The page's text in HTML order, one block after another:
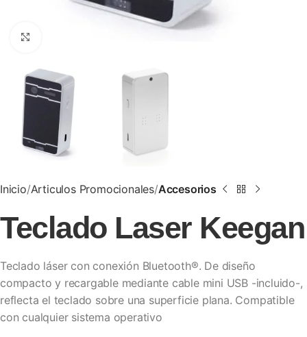
Inicio Articulos Promocionales Accesorios
Teclado Laser Keegan
Teclado láser con conexión Bluetooth®. De diseño
compacto y recargable mediante cable mini USB -incluido-,
reflecta el teclado sobre una superficie plana. Compatible
con cualquier sistema operativo